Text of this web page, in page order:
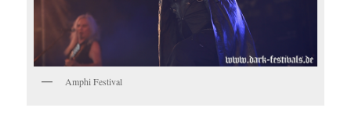
Amphi Festival